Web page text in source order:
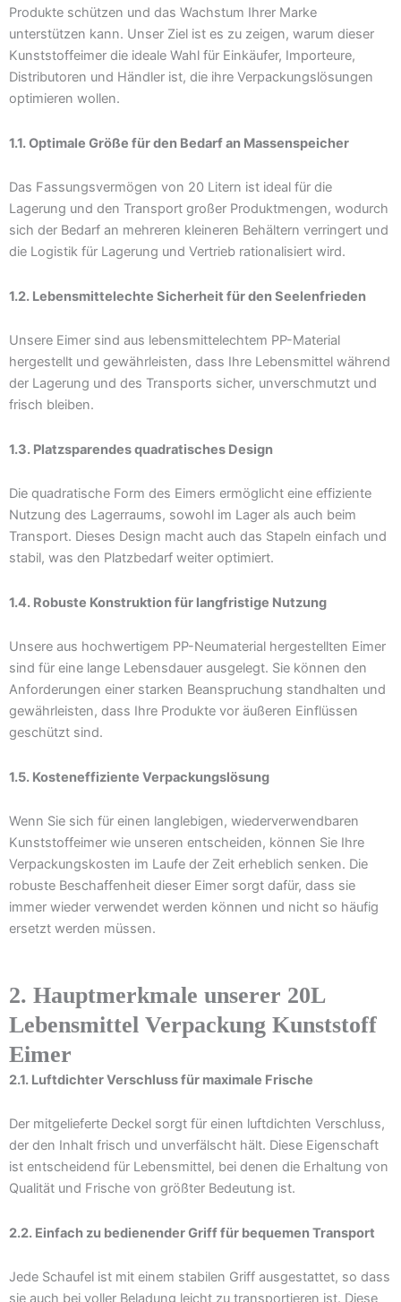
Produkte schützen und das Wachstum Ihrer Marke
unterstützen kann. Unser Ziel ist es zu zeigen, warum dieser
Kunststoffeimer die ideale Wahl für Einkäufer, Importeure,
Distributoren und Händler ist, die ihre Verpackungslösungen
optimieren wollen.
1.1. Optimale Größe für den Bedarf an Massenspeicher
Das Fassungsvermögen von 20 Litern ist ideal für die
Lagerung und den Transport großer Produktmengen, wodurch
sich der Bedarf an mehreren kleineren Behältern verringert und
die Logistik für Lagerung und Vertrieb rationalisiert wird.
1.2. Lebensmittelechte Sicherheit für den Seelenfrieden
Unsere Eimer sind aus lebensmittelechtem PP-Material
hergestellt und gewährleisten, dass Ihre Lebensmittel während
der Lagerung und des Transports sicher, unverschmutzt und
frisch bleiben.
1.3. Platzsparendes quadratisches Design
Die quadratische Form des Eimers ermöglicht eine effiziente
Nutzung des Lagerraums, sowohl im Lager als auch beim
Transport. Dieses Design macht auch das Stapeln einfach und
stabil, was den Platzbedarf weiter optimiert.
1.4. Robuste Konstruktion für langfristige Nutzung
Unsere aus hochwertigem PP-Neumaterial hergestellten Eimer
sind für eine lange Lebensdauer ausgelegt. Sie können den
Anforderungen einer starken Beanspruchung standhalten und
gewährleisten, dass Ihre Produkte vor äußeren Einflüssen
geschützt sind.
1.5. Kosteneffiziente Verpackungslösung
Wenn Sie sich für einen langlebigen, wiederverwendbaren
Kunststoffeimer wie unseren entscheiden, können Sie Ihre
Verpackungskosten im Laufe der Zeit erheblich senken. Die
robuste Beschaffenheit dieser Eimer sorgt dafür, dass sie
immer wieder verwendet werden können und nicht so häufig
ersetzt werden müssen.
2. Hauptmerkmale unserer 20L
Lebensmittel Verpackung Kunststoff
Eimer
2.1. Luftdichter Verschluss für maximale Frische
Der mitgelieferte Deckel sorgt für einen luftdichten Verschluss,
der den Inhalt frisch und unverfälscht hält. Diese Eigenschaft
ist entscheidend für Lebensmittel, bei denen die Erhaltung von
Qualität und Frische von größter Bedeutung ist.
2.2. Einfach zu bedienender Griff für bequemen Transport
Jede Schaufel ist mit einem stabilen Griff ausgestattet, so dass